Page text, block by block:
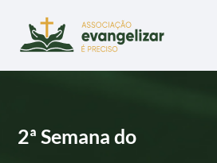
2ª Semana do